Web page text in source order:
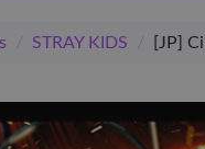
/ STRAY KIDS / [JP]